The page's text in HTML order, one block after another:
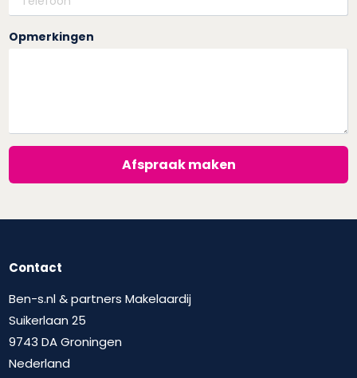
Opmerkingen
Afspraak maken
Contact
Ben-s.nl & partners Makelaardij
Suikerlaan 25
9743 DA Groningen
Nederland